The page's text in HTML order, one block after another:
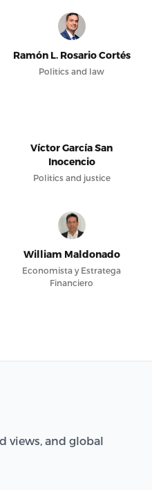
Ramón L. Rosario Cortés
Politics and law
Víctor García San
Inocencio
Politics and justice
William Maldonado
Economista y Estratega
Financiero
views, and global